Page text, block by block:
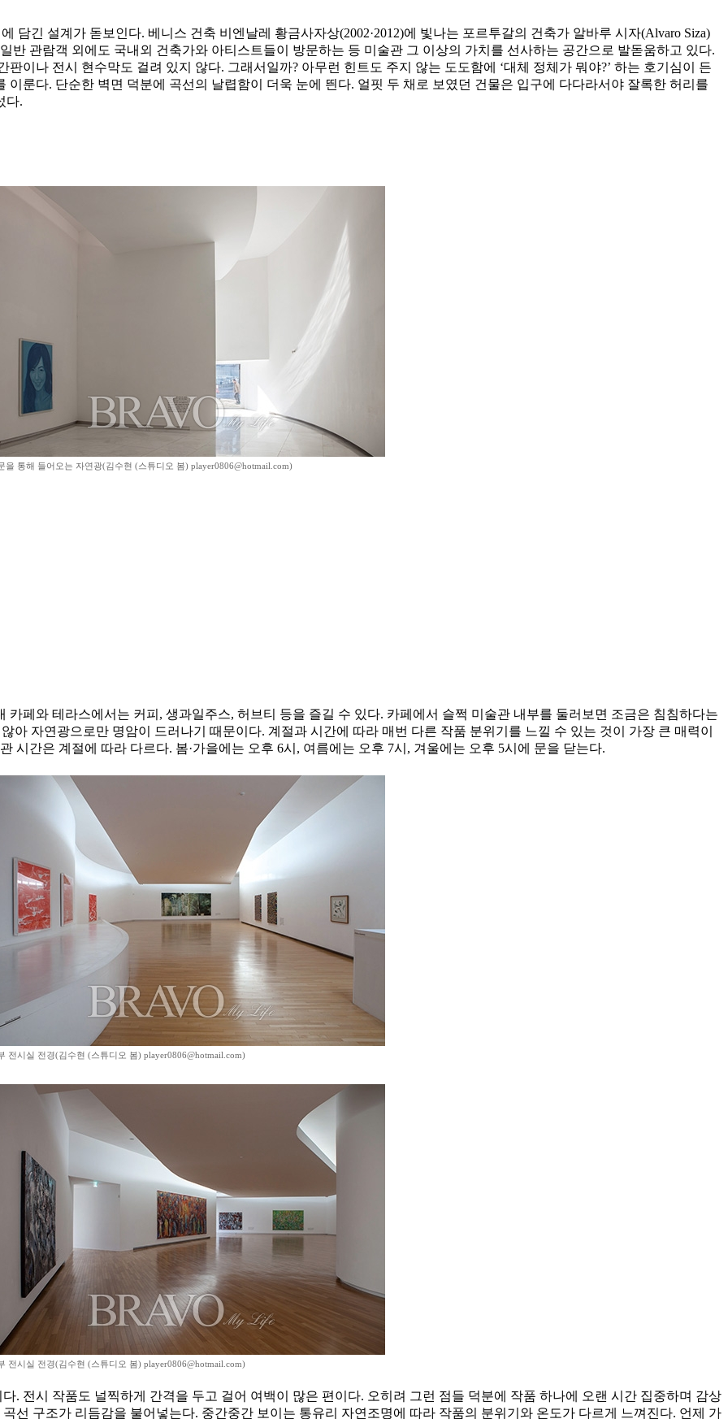
담긴 설계가 돋보인다. 베니스 건축 비엔날레 황금사자상(2002·2012)에 빛나는 포르투갈의 건축가 알바루 시자(Alvaro Siza)
반 관람객 외에도 국내외 건축가와 아티스트들이 방문하는 등 미술관 그 이상의 가치를 선사하는 공간으로 발돋움하고 있다.
이나 전시 현수막도 걸려 있지 않다. 그래서일까? 아무런 힌트도 주지 않는 도도함에 ‘대체 정체가 뭐야?’ 하는 호기심이 든
룬다. 단순한 벽면 덕분에 곡선의 날렵함이 더욱 눈에 띈다. 얼핏 두 채로 보였던 건물은 입구에 다다라서야 잘록한 허리를
다.
을 통해 들어오는 자연광(김수현 (스튜디오 봄) player0806@hotmail.com)
페와 테라스에서는 커피, 생과일주스, 허브티 등을 즐길 수 있다. 카페에서 슬쩍 미술관 내부를 둘러보면 조금은 침침하다는
아 자연광으로만 명암이 드러나기 때문이다. 계절과 시간에 따라 매번 다른 작품 분위기를 느낄 수 있는 것이 가장 큰 매력이
시간은 계절에 따라 다르다. 봄·가을에는 오후 6시, 여름에는 오후 7시, 겨울에는 오후 5시에 문을 닫는다.
전시실 전경(김수현 (스튜디오 봄) player0806@hotmail.com)
전시실 전경(김수현 (스튜디오 봄) player0806@hotmail.com)
. 전시 작품도 널찍하게 간격을 두고 걸어 여백이 많은 편이다. 오히려 그런 점들 덕분에 작품 하나에 오랜 시간 집중하며 감상
선 구조가 리듬감을 불어넣는다. 중간중간 보이는 통유리 자연조명에 따라 작품의 분위기와 온도가 다르게 느껴진다. 언제 가